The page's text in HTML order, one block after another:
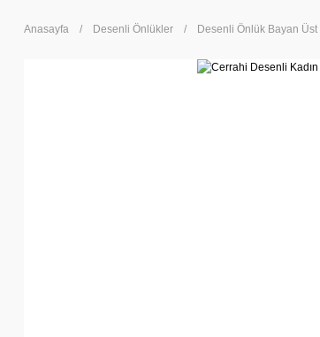
Anasayfa Desenli Önlükler Desenli Önlük Bayan Üst